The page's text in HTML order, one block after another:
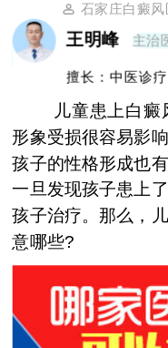
石家庄白癜风
王明峰 主治
擅长：中医诊
儿童患上白癜风
形象受损很容易影
孩子的性格形成也
一旦发现孩子患上
孩子治疗。那么，
意哪些?